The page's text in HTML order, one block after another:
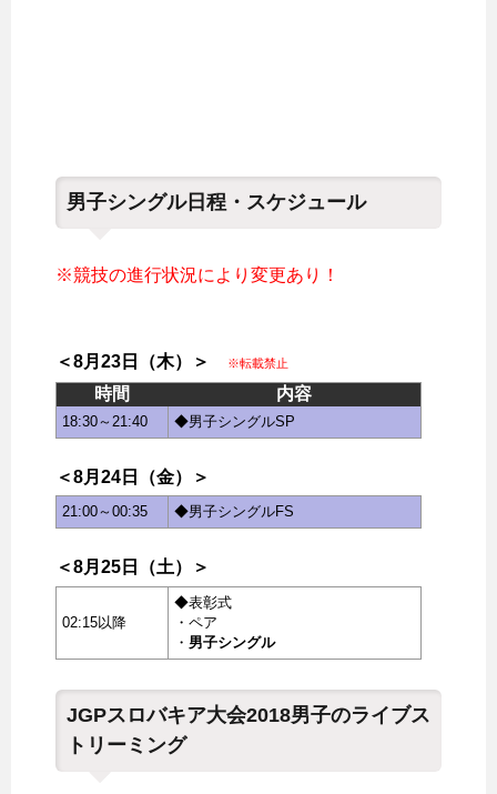
男子シングル日程・スケジュール
※競技の進行状況により変更あり！
＜8月23日（木）＞ ※転載禁止
時間 内容
18:30～21:40 ◆男子シングルSP
＜8月24日（金）＞
21:00～00:35 ◆男子シングルFS
＜8月25日（土）＞
02:15以降
◆表彰式
・ペア
・ 男子シングル
JGPスロバキア大会2018男子のライブス
トリーミング